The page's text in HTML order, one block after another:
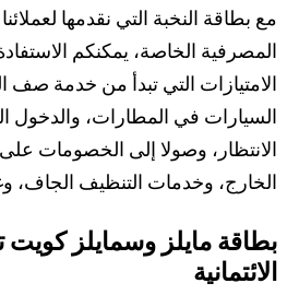
مع بطاقة النخبة التي نقدمها
المصرفية الخاصة، يمكنكم
الامتيازات التي تبدأ من خدمة
السيارات في المطارات، والدخول
الانتظار، وصولا إلى الخصومات
الخارج، وخدمات التنظيف الجاف،
بطاقة مايلز وسمايلز
الائتمانية